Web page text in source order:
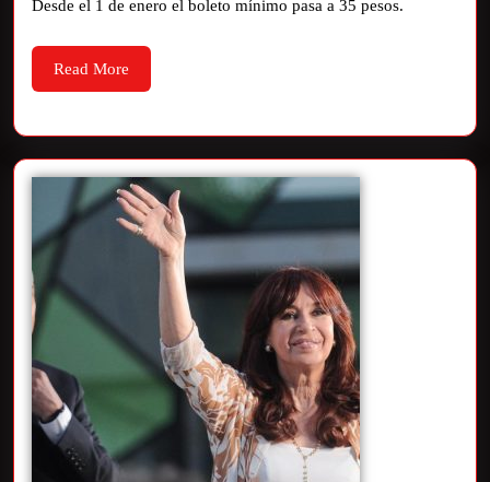
Desde el 1 de enero el boleto mínimo pasa a 35 pesos.
Read More